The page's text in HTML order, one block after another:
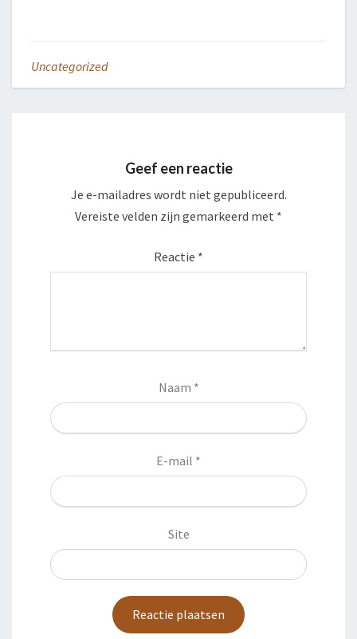
Uncategorized
Geef een reactie
Je e-mailadres wordt niet gepubliceerd.
Vereiste velden zijn gemarkeerd met *
Reactie *
Naam *
E-mail *
Site